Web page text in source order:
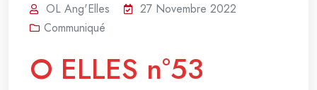
OL Ang'Elles
27 Novembre 2022
Communiqué
O ELLES n°53